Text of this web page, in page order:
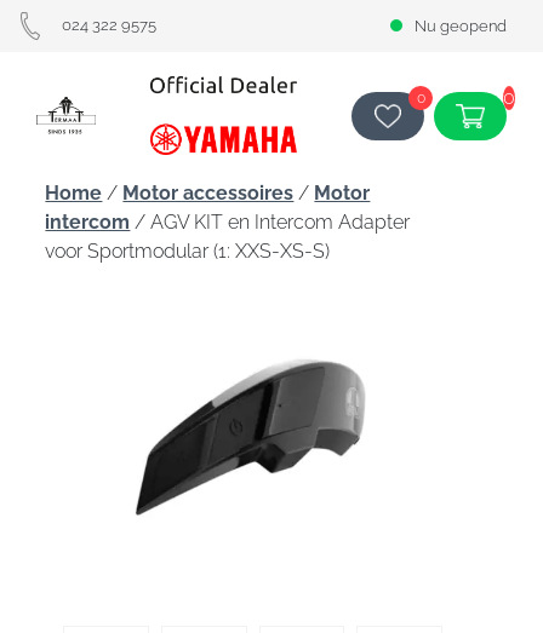
024 322 9575 Nu geopend
0 0
Home / Motor accessoires / Motor
intercom / AGV KIT en Intercom Adapter
voor Sportmodular (1: XXS-XS-S)